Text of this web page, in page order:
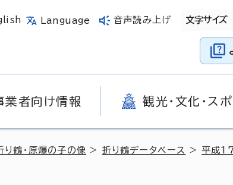
Language 音声読み上げ 文字サイズ
業者向け情報 観光・文化・ス
り鶴・原爆の子の像 > 折り鶴データベース >平成